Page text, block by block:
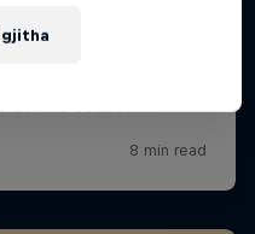
gjitha